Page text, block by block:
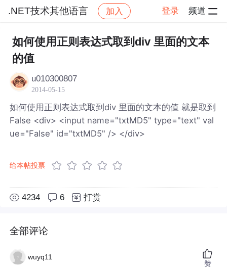
.NET技术其他语言 加入 登录 频道
社区 .NET技术其他语言 帖子详情
如何使用正则表达式取到div 里面的文本
的值
u010300807
2014-05-15
如何使用正则表达式取到div 里面的文本的值 就是取到
False <div> <input name="txtMD5" type="text" val
ue="False" id="txtMD5" /> </div>
给本帖投票
4234 6 打赏
全部评论
wuyq11
赞